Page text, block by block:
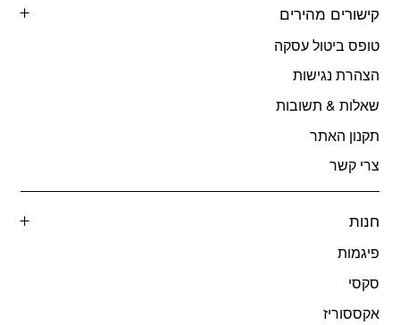
קישורים מהירים
טופס ביטול עסקה
הצהרת נגישות
שאלות & תשובות
תקנון האתר
צרי קשר
חנות
פיגמות
סקסי
אקססוריז